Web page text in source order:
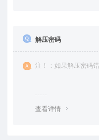
解压密码
注！：如果解压密码
查看详情